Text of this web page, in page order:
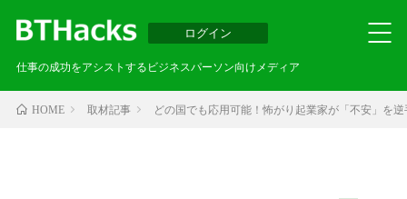
ログイン
仕事の成功をアシストするビジネスパーソン向けメディア
HOME 取材記事 どの国でも応用可能！怖がり起業家が「不安」を